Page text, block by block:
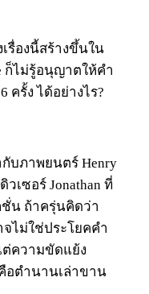
รื่องนี้สร้างขึ้นใน
ก็ไม่รู้อนุญาตให้คำ
ครั้ง ได้อย่างไร?
บภาพยนตร์ Henry
เซอร์ Jonathan ที่
ชั่น ถ้าครุ่นคิดว่า
จไม่ใช่ประโยคคำ
ต่ความขัดแย้ง
คือตำนานเล่าขาน